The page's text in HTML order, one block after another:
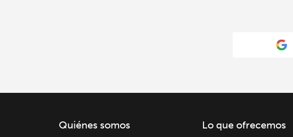
Quiénes somos Lo que ofrecemos